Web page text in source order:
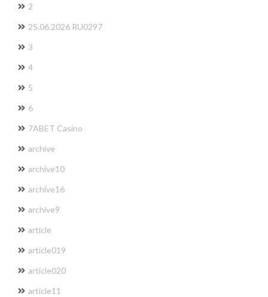
2
25.06.2026 RU0297
3
4
5
6
7ABET Casino
archive
archive10
archive16
archive9
article
article019
article020
article11